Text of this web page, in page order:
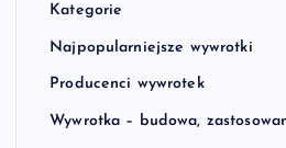
Kategorie
Najpopularniejsze wywrotki
Producenci wywrotek
Wywrotka – budowa,